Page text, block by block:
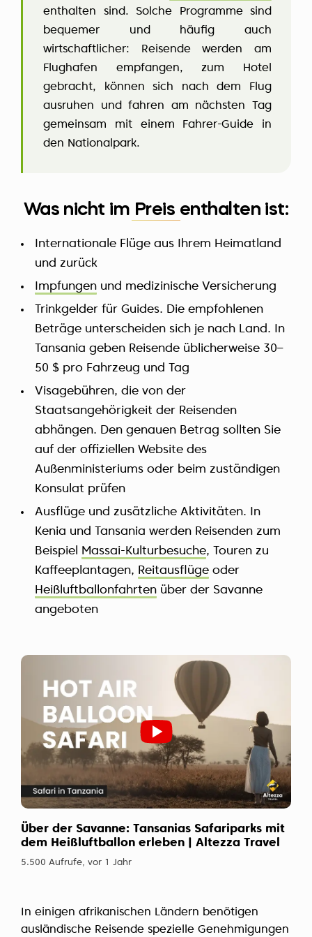
enthalten sind. Solche Programme sind
bequemer und häufig auch
wirtschaftlicher: Reisende werden am
Flughafen empfangen, zum Hotel
gebracht, können sich nach dem Flug
ausruhen und fahren am nächsten Tag
gemeinsam mit einem Fahrer-Guide in
den Nationalpark.
Was nicht im Preis enthalten ist:
Internationale Flüge aus Ihrem Heimatland
und zurück
Impfungen und medizinische Versicherung
Trinkgelder für Guides. Die empfohlenen
Beträge unterscheiden sich je nach Land. In
Tansania geben Reisende üblicherweise 30–
50 $ pro Fahrzeug und Tag
Visagebühren, die von der
Staatsangehörigkeit der Reisenden
abhängen. Den genauen Betrag sollten Sie
auf der offiziellen Website des
Außenministeriums oder beim zuständigen
Konsulat prüfen
Ausflüge und zusätzliche Aktivitäten. In
Kenia und Tansania werden Reisenden zum
Beispiel
Massai-Kulturbesuche, Touren zu
Kaffeeplantagen, Reitausflüge oder
Heißluftballonfahrten über der Savanne
angeboten
Über der Savanne: Tansanias Safariparks mit
dem Heißluftballon erleben | Altezza Travel
5.500 Aufrufe, vor 1 Jahr
In einigen afrikanischen Ländern benötigen
ausländische Reisende spezielle Genehmigungen